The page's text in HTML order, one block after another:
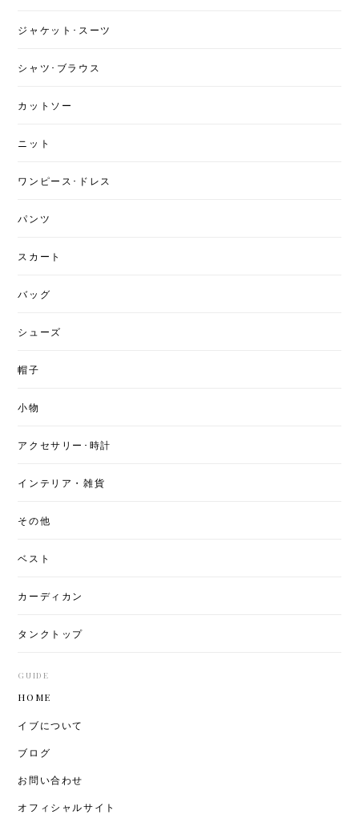
ジャケット･スーツ
シャツ･ブラウス
カットソー
ニット
ワンピース･ドレス
パンツ
スカート
バッグ
シューズ
帽子
小物
アクセサリー･時計
インテリア・雑貨
その他
ベスト
カーディカン
タンクトップ
GUIDE
HOME
イブについて
ブログ
お問い合わせ
オフィシャルサイト